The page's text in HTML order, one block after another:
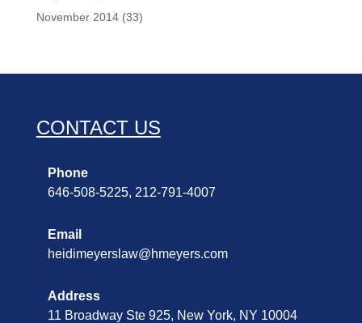
November 2014(33)
CONTACT US
Phone
646-508-5225, 212-791-4007
Email
heidimeyerslaw@hmeyers.com
Address
11 Broadway Ste 925, New York, NY 10004